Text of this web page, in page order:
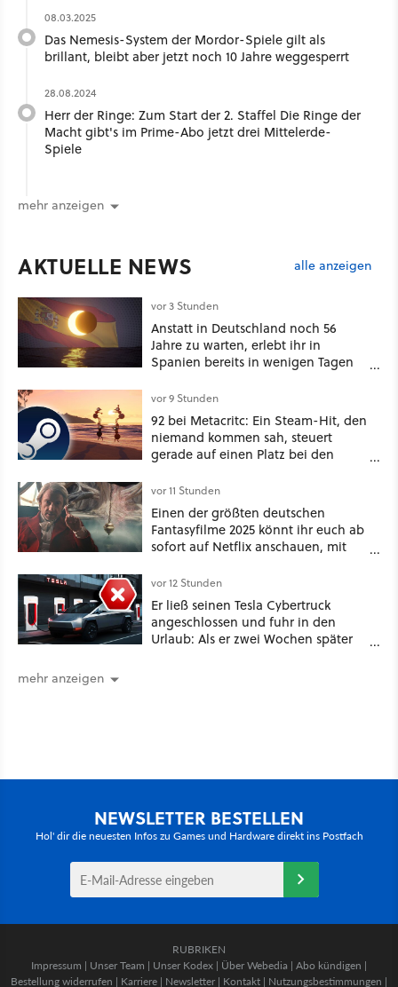
08.03.2025
Das Nemesis-System der Mordor-Spiele gilt als
brillant, bleibt aber jetzt noch 10 Jahre weggesperrt
28.08.2024
Herr der Ringe: Zum Start der 2. Staffel Die Ringe der
Macht gibt's im Prime-Abo jetzt drei Mittelerde-
Spiele
mehr anzeigen
AKTUELLE NEWS alle anzeigen
vor 3 Stunden
Anstatt in Deutschland noch 56
Jahre zu warten, erlebt ihr in
Spanien bereits in wenigen Tagen
vor 9 Stunden
92 bei Metacritc: Ein Steam-Hit, den
niemand kommen sah, steuert
gerade auf einen Platz bei den
vor 11 Stunden
Einen der größten deutschen
Fantasyfilme 2025 könnt ihr euch ab
sofort auf Netflix anschauen, mit
vor 12 Stunden
Er ließ seinen Tesla Cybertruck
angeschlossen und fuhr in den
Urlaub: Als er zwei Wochen später
mehr anzeigen
NEWSLETTER BESTELLEN
Hol' dir die neuesten Infos zu Games und Hardware direkt ins Postfach
RUBRIKEN
Impressum | Unser Team | Unser Kodex | Über Webedia | Abo kündigen |
Bestellung widerrufen | Karriere | Newsletter | Kontakt | Nutzungsbestimmungen |